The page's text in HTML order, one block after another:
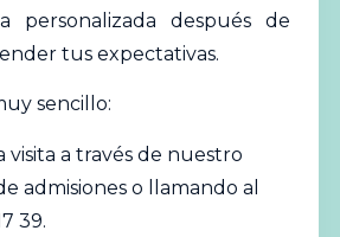
personalizada después de
tus expectativas.
sencillo:
visita a través de nuestro
admisiones o llamando al
39.